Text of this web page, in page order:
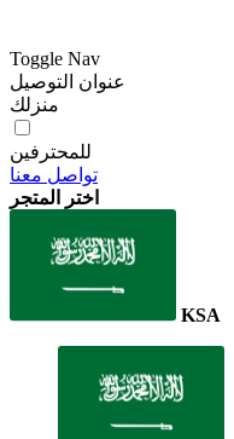
Toggle Nav
عنوان التوصيل
منزلك
للمحترفين
تواصل معنا
اختر المتجر
KSA